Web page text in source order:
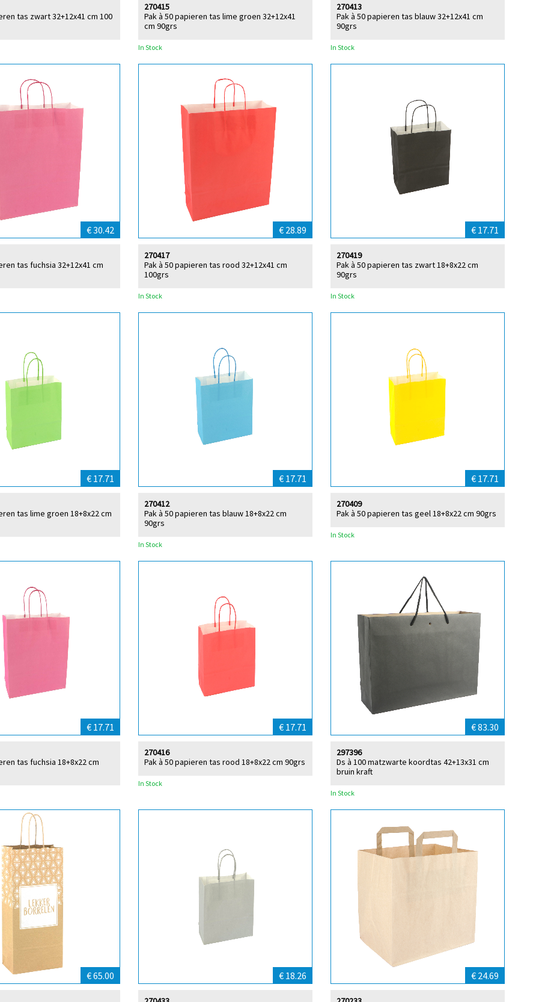
tas zwart 32+12x41 cm 100
Pak à 50 papieren tas lime groen 32+12x41
cm 90grs
270415
In Stock
Pak à 50 papieren tas blauw 32+12x41 cm
90grs
270413
In Stock
€ 30.42
tas fuchsia 32+12x41 cm
€ 28.89
Pak à 50 papieren tas rood 32+12x41 cm
100grs
270417
In Stock
€ 17.71
Pak à 50 papieren tas zwart 18+8x22 cm
90grs
270419
In Stock
€ 17.71
tas lime groen 18+8x22 cm
€ 17.71
Pak à 50 papieren tas blauw 18+8x22 cm
90grs
270412
In Stock
€ 17.71
Pak à 50 papieren tas geel 18+8x22 cm 90grs
270409
In Stock
€ 17.71
tas fuchsia 18+8x22 cm
€ 17.71
Pak à 50 papieren tas rood 18+8x22 cm 90grs
270416
In Stock
€ 83.30
Ds à 100 matzwarte koordtas 42+13x31 cm
bruin kraft
297396
In Stock
€ 65.00 € 18.26 € 24.69